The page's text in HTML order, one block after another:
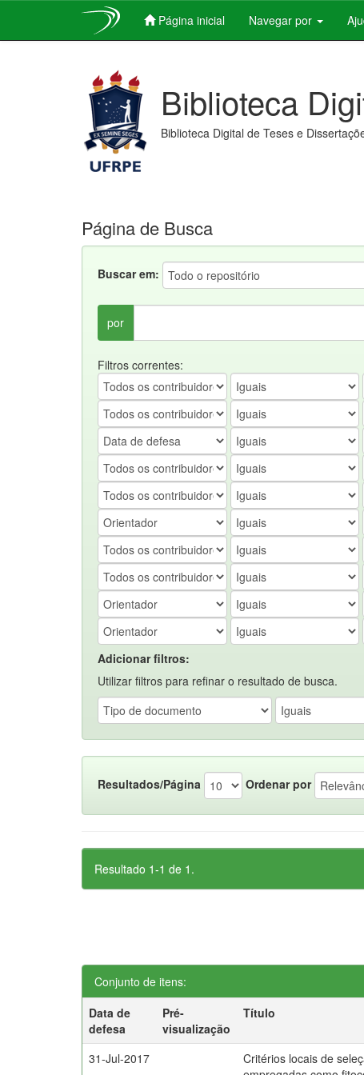
Página inicial Navegar por
Biblioteca
Biblioteca Digital de Teses e
Página de Busca
Buscar em:
por
Filtros correntes:
Adicionar filtros:
Utilizar filtros para refinar o resultado de busca.
Resultados/Página Ordenar por
Resultado 1-1 de 1.
Conjunto de itens:
Data de
defesa
Pré-
visualização
Título
31-Jul-2017
Critérios locais de